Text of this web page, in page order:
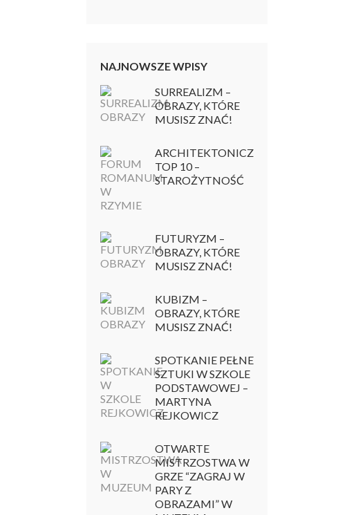
NAJNOWSZE WPISY
SURREALIZM –
OBRAZY, KTÓRE
MUSISZ ZNAĆ!
ARCHITEKTONICZNY
TOP 10 –
STAROŻYTNOŚĆ
FUTURYZM –
OBRAZY, KTÓRE
MUSISZ ZNAĆ!
KUBIZM –
OBRAZY, KTÓRE
MUSISZ ZNAĆ!
SPOTKANIE PEŁNE
SZTUKI W SZKOLE
PODSTAWOWEJ –
MARTYNA
REJKOWICZ
OTWARTE
MISTRZOSTWA W
GRZE “ZAGRAJ W
PARY Z
OBRAZAMI” W